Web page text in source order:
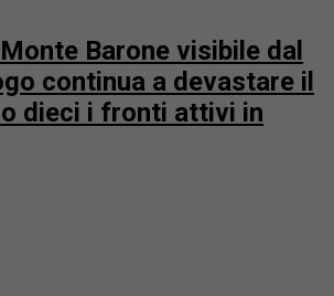
Barone visibile dal
continua a devastare il
dieci i fronti attivi in